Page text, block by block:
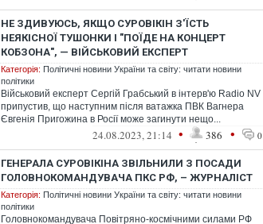
НЕ ЗДИВУЮСЬ, ЯКЩО СУРОВІКІН З'ЇСТЬ
НЕЯКІСНОЇ ТУШОНКИ І "ПОЇДЕ НА КОНЦЕРТ
КОБЗОНА", — ВІЙСЬКОВИЙ ЕКСПЕРТ
Категорія: Політичні новини України та світу: читати новини
політики
Військовий експерт Сергій Грабський в інтерв'ю Radio NV
припустив, що наступним після ватажка ПВК Вагнера
Євгенія Пригожина в Росії може загинути нещо...
24.08.2023, 21:14 • 386 • 0
ГЕНЕРАЛА СУРОВІКІНА ЗВІЛЬНИЛИ З ПОСАДИ
ГОЛОВНОКОМАНДУВАЧА ПКС РФ, – ЖУРНАЛІСТ
Категорія: Політичні новини України та світу: читати новини
політики
Головнокомандувача Повітряно-космічними силами РФ